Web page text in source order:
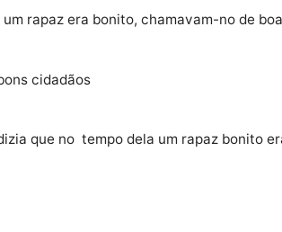
vão mudando com elas. Até
que um rapaz era bonito,